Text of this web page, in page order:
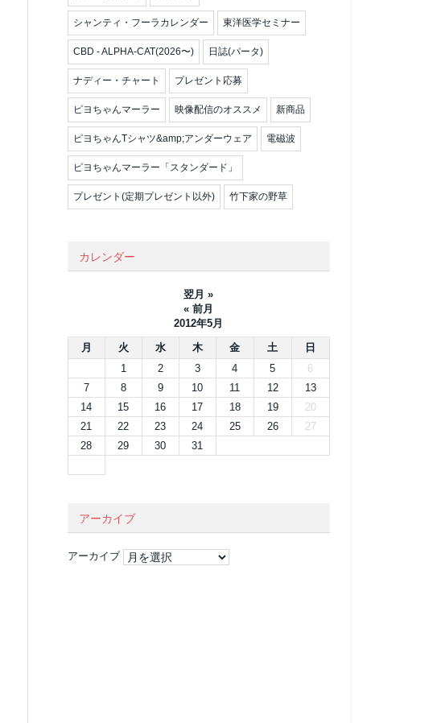
シャンティ・フーラカレンダー 東洋医学セミナー
CBD - ALPHA-CAT(2026〜) 日誌(パータ)
ナディー・チャート プレゼント応募
ピヨちゃんマーラー 映像配信のオススメ 新商品
ピヨちゃんTシャツ&amp;アンダーウェア 電磁波
ピヨちゃんマーラー「スタンダード」
プレゼント(定期プレゼント以外) 竹下家の野草
カレンダー
翌月 »
« 前月
2012年5月
月
火 水 木 金 土
日
1
2 3 4 5
6
7
8 9 10 11 12
13
14
15 16 17 18 19
20
21
22 23 24 25 26
27
28
29 30 31
アーカイブ
アーカイブ